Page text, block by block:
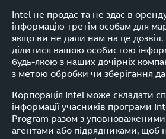
Intel не продає та не здає в
інформацію третім особам для
якщо ви не дали нам на це
ділитися вашою особистою
будь-якою з наших дочірніх
з метою обробки чи зберігання
Корпорація Intel може складати
інформації учасників програми
Program разом з
агентами або підрядниками, щоб